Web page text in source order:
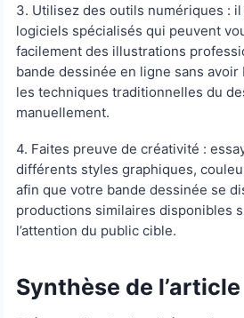
3. Utilisez des outils numériques :
logiciels spécialisés qui peuvent
facilement des illustrations
bande dessinée en ligne sans
les techniques traditionnelles du
manuellement.
4. Faites preuve de créativité :
différents styles graphiques,
afin que votre bande dessinée se
productions similaires disponibles
l’attention du public cible.
Synthèse de l’article